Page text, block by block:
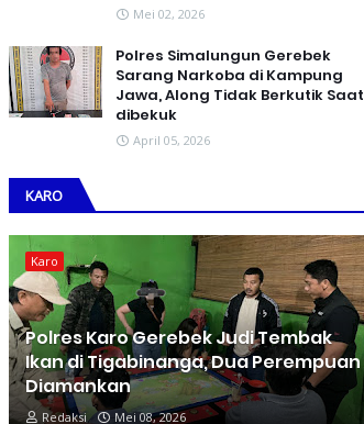
Mei 02, 2026
Polres Simalungun Gerebek
Sarang Narkoba di Kampung
Jawa, Along Tidak Berkutik Saat
dibekuk
April 05, 2026
KARO
Karo
Polres Karo Gerebek Judi Tembak
Ikan di Tigabinanga, Dua Perempuan
Diamankan
Redaksi Mei 08, 2026